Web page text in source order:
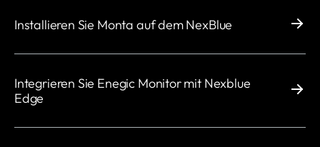
Installieren Sie Monta auf dem NexBlue
Integrieren Sie Enegic Monitor mit Nexblue
Edge